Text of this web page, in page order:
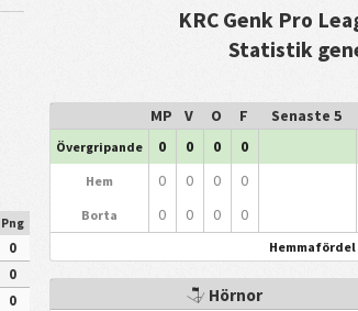
Png
0
0
0
KRC Genk Pro
Statistik
MP V O F Senaste 5
Övergripande 0 0 0 0
Hem 0 0 0 0
Borta 0 0 0 0
Hemmafördel
Hörnor